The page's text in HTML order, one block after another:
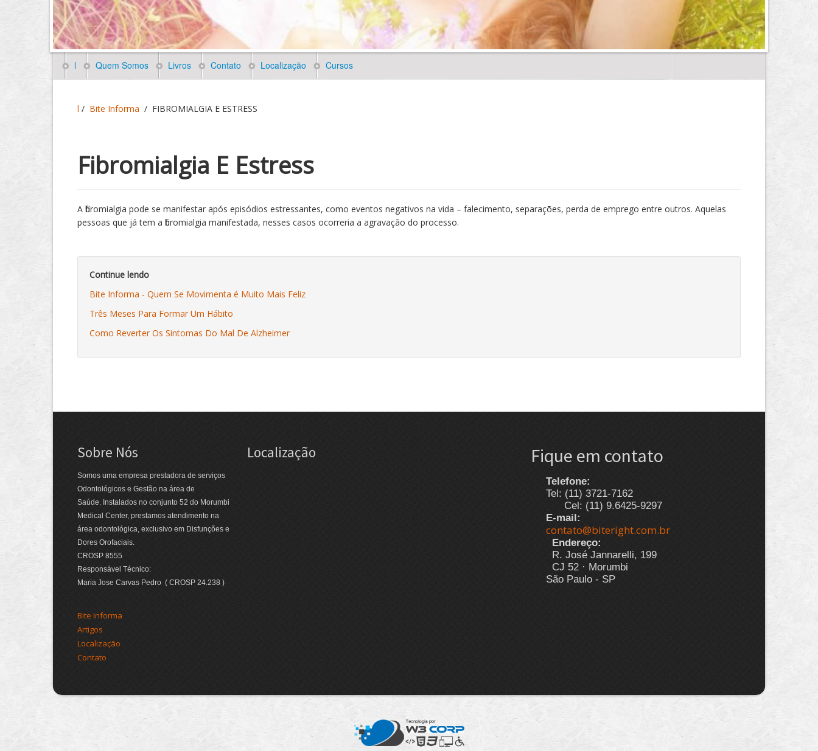
l Quem Somos Livros Contato Localização Cursos
l / Bite Informa / FIBROMIALGIA E ESTRESS
Fibromialgia E Estress
A fibromialgia pode se manifestar após episódios estressantes, como eventos negativos na vida – falecimento, separações, perda de emprego entre outros. Aquelas
pessoas que já tem a fibromialgia manifestada, nesses casos ocorreria a agravação do processo.
Continue lendo
Bite Informa - Quem Se Movimenta é Muito Mais Feliz
Três Meses Para Formar Um Hábito
Como Reverter Os Sintomas Do Mal De Alzheimer
Sobre Nós
Somos uma empresa prestadora de serviços
Odontológicos e Gestão na área de
Saúde. Instalados no conjunto 52 do Morumbi
Medical Center, prestamos atendimento na
área odontológica, exclusivo em Disfunções e
Dores Orofaciais.
CROSP 8555
Responsável Técnico:
Maria Jose Carvas Pedro ( CROSP 24.238 )
Bite Informa
Artigos
Localização
Contato
Localização Fique em contato
Telefone:
Tel: (11) 3721-7162
Cel: (11) 9.6425-9297
E-mail:
contato@biteright.com.br
Endereço:
R. José Jannarelli, 199
CJ 52 · Morumbi
São Paulo - SP